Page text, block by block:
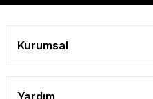
Kurumsal
Yardım